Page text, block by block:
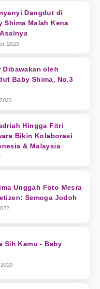
Dangdut di
Shima Malah Kena
2023
Dibawakan oleh
Baby Shima, No.3
Hingga Fitri
Bikin Kolaborasi
& Malaysia
Unggah Foto Mesra
Semoga Jodoh
Sih Kamu - Baby